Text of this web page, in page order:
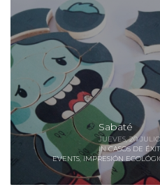
Sabaté
JUEVES, 20
IN CASOS DE
EVENTS, IMPRESIÓN